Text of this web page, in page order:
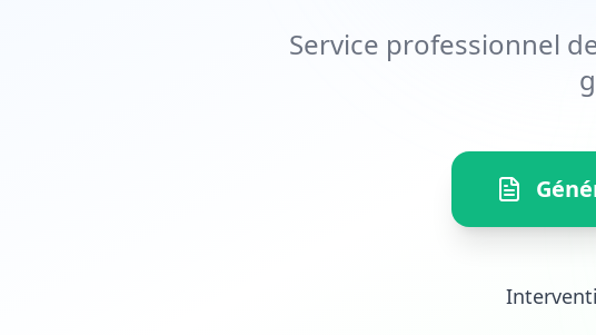
Service professionnel